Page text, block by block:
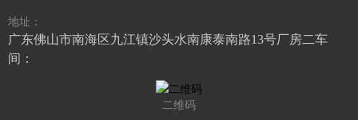
地址：
广东佛山市南海区九江镇沙头水南康泰南路13号厂房二车
间：
二维码